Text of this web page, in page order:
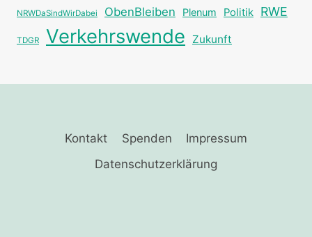
NRWDaSindWirDabei ObenBleiben Plenum Politik RWE
TDGR Verkehrswende Zukunft
Kontakt Spenden
Impressum
Datenschutzerklärung